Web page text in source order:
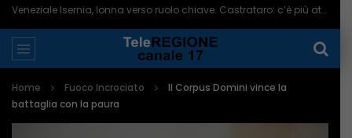
Veneziale Isernia, Ionna verso ruolo chiave. Castrataro: c’è più attenzione per Termoli – 08/08/2026
Home Fuoco Incrociato
Il Corpus Domini vince la
battaglia con la paura